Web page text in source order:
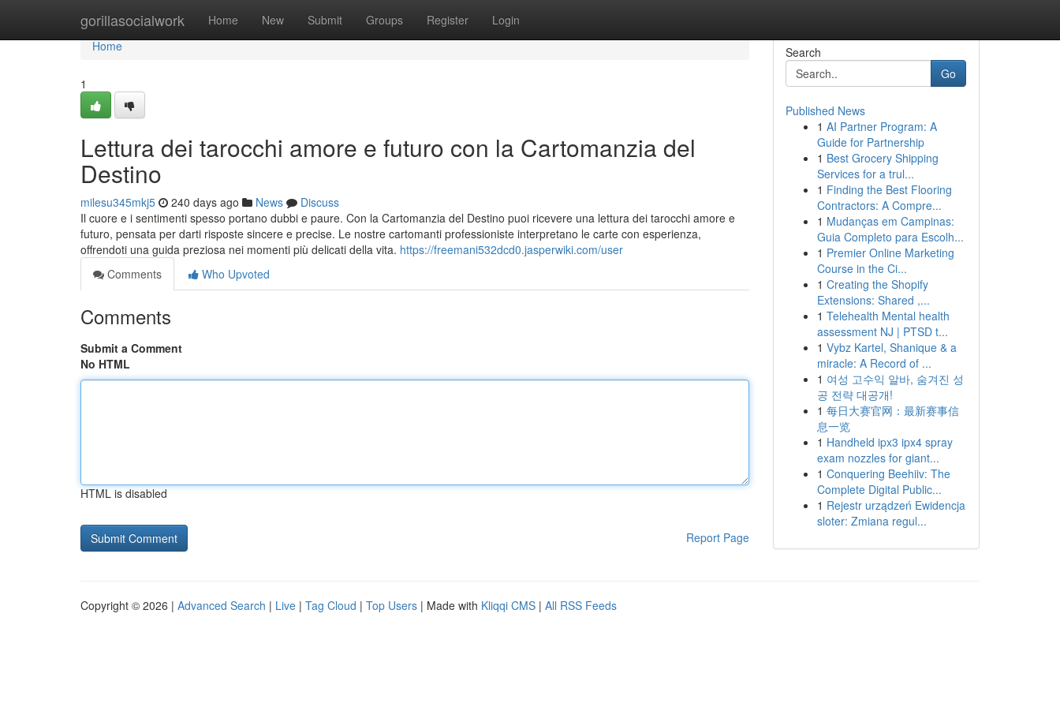
gorillasocialwork Home New Submit Groups Register Login
Home
Home
1
Lettura dei tarocchi amore e futuro con la Cartomanzia del
Destino
milesu345mkj5 240 days ago News
Discuss
Il cuore e i sentimenti spesso portano dubbi e paure. Con la Cartomanzia del Destino puoi ricevere una lettura dei tarocchi amore e
futuro, pensata per darti risposte sincere e precise. Le nostre cartomanti professioniste interpretano le carte con esperienza,
offrendoti una guida preziosa nei momenti più delicati della vita. https://freemani532dcd0.jasperwiki.com/user
Comments
Who Upvoted
Comments
Submit a Comment
No HTML
HTML is disabled
Report Page
Search
Go
Published News
1 AI Partner Program: A
Guide for Partnership
1 Best Grocery Shipping
Services for a trul...
1 Finding the Best Flooring
Contractors: A Compre...
1 Mudanças em Campinas:
Guia Completo para Escolh...
1 Premier Online Marketing
Course in the Ci...
1 Creating the Shopify
Extensions: Shared ,...
1 Telehealth Mental health
assessment NJ | PTSD t...
1 Vybz Kartel, Shanique & a
miracle: A Record of ...
1 여성 고수익 알바, 숨겨진 성
공 전략 대공개!
1 每日大赛官网：最新赛事信
息一览
1 Handheld ipx3 ipx4 spray
exam nozzles for giant...
1 Conquering Beehiiv: The
Complete Digital Public...
1 Rejestr urządzeń Ewidencja
sloter: Zmiana regul...
Copyright © 2026 | Advanced Search | Live | Tag Cloud | Top Users | Made with Kliqqi CMS | All RSS Feeds